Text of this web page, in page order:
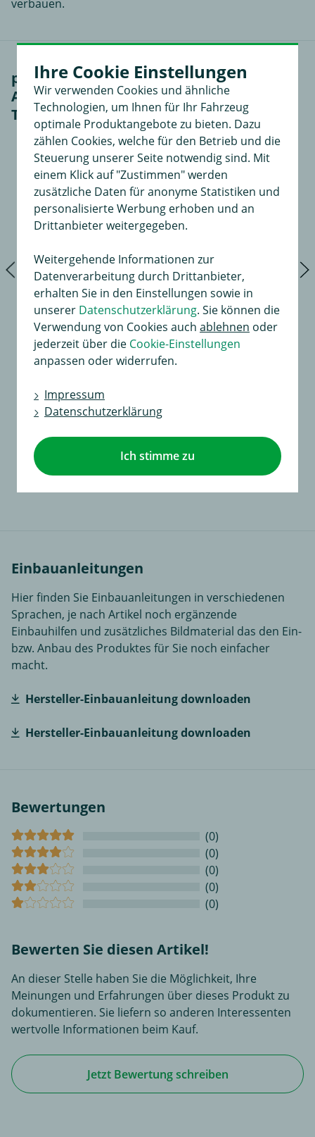
verbauen.
passendes Zubehör für Brink
Anhängerkupplung abnehmbar inkl.
TowTec E-Satz 13polig universal (5)
Universal Erweiterungssatz
für Dauerplus und Masse
21,99 €
Einbauanleitungen
Hier finden Sie Einbauanleitungen in verschiedenen
Sprachen, je nach Artikel noch ergänzende
Einbauhilfen und zusätzliches Bildmaterial das den Ein-
bzw. Anbau des Produktes für Sie noch einfacher
macht.
Hersteller-Einbauanleitung downloaden
Hersteller-Einbauanleitung downloaden
Bewertungen
(0)
(0)
(0)
(0)
(0)
Bewerten Sie diesen Artikel!
An dieser Stelle haben Sie die Möglichkeit, Ihre
Meinungen und Erfahrungen über dieses Produkt zu
dokumentieren. Sie liefern so anderen Interessenten
wertvolle Informationen beim Kauf.
Jetzt Bewertung schreiben
Ihre Cookie Einstellungen
Wir verwenden Cookies und ähnliche
Technologien, um Ihnen für Ihr Fahrzeug
optimale Produktangebote zu bieten. Dazu
zählen Cookies, welche für den Betrieb und die
Steuerung unserer Seite notwendig sind. Mit
einem Klick auf "Zustimmen" werden
zusätzliche Daten für anonyme Statistiken und
personalisierte Werbung erhoben und an
Drittanbieter weitergegeben.
Weitergehende Informationen zur
Datenverarbeitung durch Drittanbieter,
erhalten Sie in den Einstellungen sowie in
unserer Datenschutzerklärung. Sie können die
Verwendung von Cookies auch ablehnen oder
jederzeit über die Cookie-Einstellungen
anpassen oder widerrufen.
Impressum
Datenschutzerklärung
Ich stimme zu